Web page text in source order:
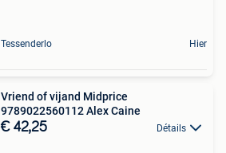
Tessenderlo Hier
Vriend of vijand Midprice
9789022560112 Alex Caine
€ 42,25 Détails